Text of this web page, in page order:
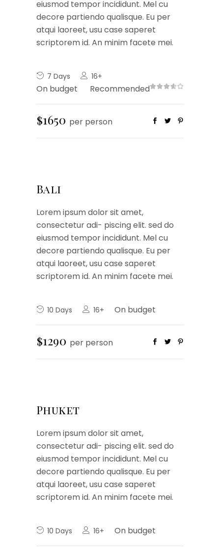
eiusmod tempor incididunt. Mel cu
decore partiendo qualisque. Eu per
atqui laoreet, usu case saperet
scriptorem id. An minim facete mei.
7 Days 16+
On budget Recommended
$1650 per person
Bali
Lorem ipsum dolor sit amet,
consectetur adi- piscing elit. sed do
eiusmod tempor incididunt. Mel cu
decore partiendo qualisque. Eu per
atqui laoreet, usu case saperet
scriptorem id. An minim facete mei.
10 Days 16+ On budget
$1290 per person
Phuket
Lorem ipsum dolor sit amet,
consectetur adi- piscing elit. sed do
eiusmod tempor incididunt. Mel cu
decore partiendo qualisque. Eu per
atqui laoreet, usu case saperet
scriptorem id. An minim facete mei.
10 Days 16+ On budget